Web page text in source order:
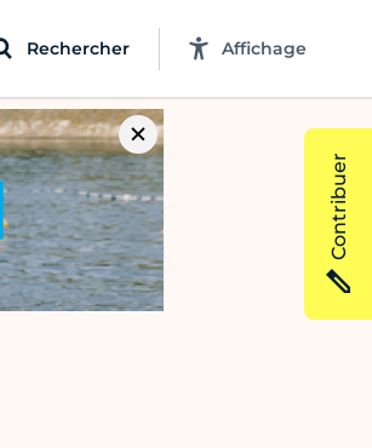
Rechercher Affichage
Contribuer